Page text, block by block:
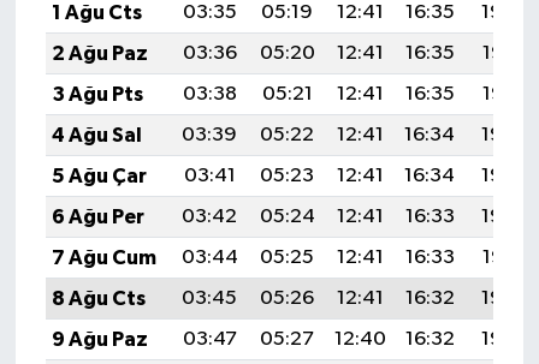
1 Ağu Cts
03:35 05:19 12:41 16:35
19:54
2 Ağu Paz
03:36 05:20 12:41 16:35
19:53
3 Ağu Pts
03:38 05:21 12:41 16:35
19:52
4 Ağu Sal
03:39 05:22 12:41 16:34
19:50
5 Ağu Çar
03:41 05:23 12:41 16:34
19:49
6 Ağu Per
03:42 05:24 12:41 16:33
19:48
7 Ağu Cum
03:44 05:25 12:41 16:33
19:47
8 Ağu Cts
03:45 05:26 12:41 16:32
19:46
9 Ağu Paz
03:47 05:27 12:40 16:32
19:44